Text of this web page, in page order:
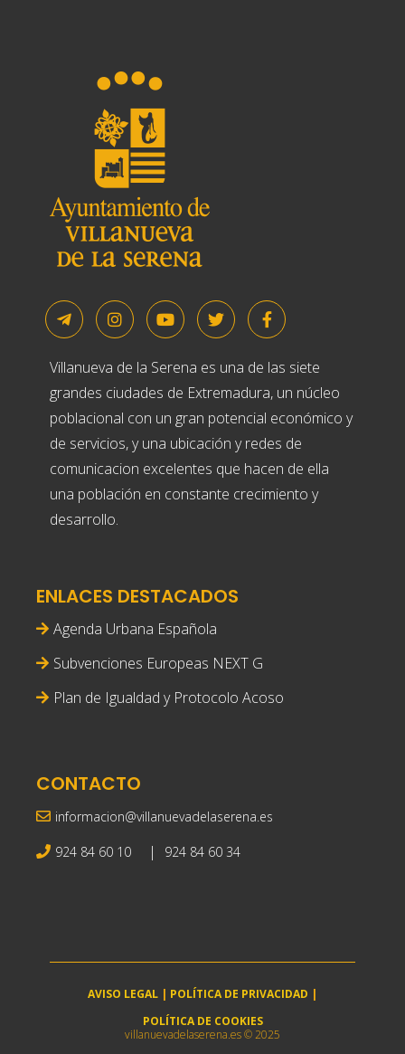
Villanueva de la Serena es una de las siete
grandes ciudades de Extremadura, un núcleo
poblacional con un gran potencial económico y
de servicios, y una ubicación y redes de
comunicacion excelentes que hacen de ella
una población en constante crecimiento y
desarrollo.
ENLACES DESTACADOS
Agenda Urbana Española
Subvenciones Europeas NEXT G
Plan de Igualdad y Protocolo Acoso
CONTACTO
informacion@villanuevadelaserena.es
924 84 60 10 | 924 84 60 34
AVISO LEGAL | POLÍTICA DE PRIVACIDAD |
POLÍTICA DE COOKIES
villanuevadelaserena.es © 2025